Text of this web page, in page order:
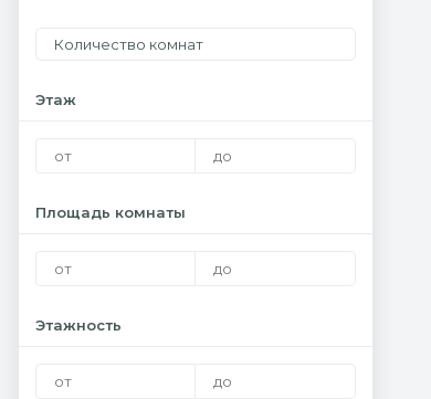
Количество комнат
Этаж
Площадь комнаты
Этажность